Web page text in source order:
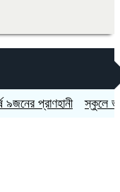
স্কুলে ভর্তিতে